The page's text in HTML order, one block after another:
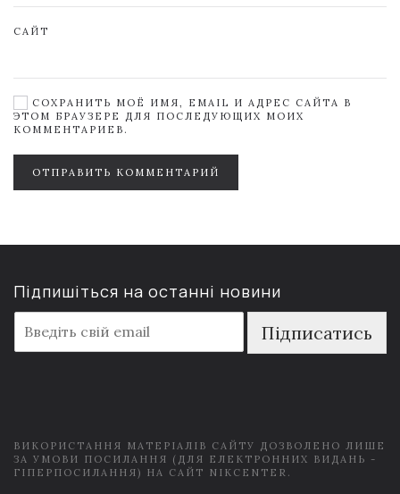
САЙТ
СОХРАНИТЬ МОЁ ИМЯ, EMAIL И АДРЕС САЙТА В
ЭТОМ БРАУЗЕРЕ ДЛЯ ПОСЛЕДУЮЩИХ МОИХ
КОММЕНТАРИЕВ.
ОТПРАВИТЬ КОММЕНТАРИЙ
Підпишіться на останні новини
m
a
Підписатись
ВИКОРИСТАННЯ МАТЕРІАЛІВ САЙТУ ДОЗВОЛЕНО ЛИШЕ
ЗА УМОВИ ПОСИЛАННЯ (ДЛЯ ЕЛЕКТРОННИХ ВИДАНЬ -
ГІПЕРПОСИЛАННЯ) НА САЙТ NIKCENTER.